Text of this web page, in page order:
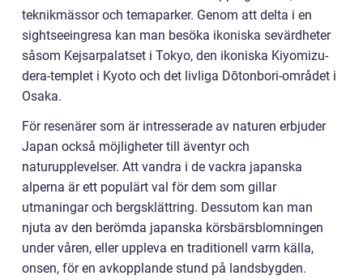
teknikmässor och temaparker. Genom att delta i en
sightseeingresa kan man besöka ikoniska sevärdheter
såsom Kejsarpalatset i Tokyo, den ikoniska Kiyomizu-
dera-templet i Kyoto och det livliga Dōtonbori-området i
Osaka.
För resenärer som är intresserade av naturen erbjuder
Japan också möjligheter till äventyr och
naturupplevelser. Att vandra i de vackra japanska
alperna är ett populärt val för dem som gillar
utmaningar och bergsklättring. Dessutom kan man
njuta av den berömda japanska körsbärsblomningen
under våren, eller uppleva en traditionell varm källa,
onsen, för en avkopplande stund på landsbygden.